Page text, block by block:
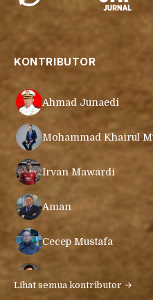
KONTRIBUTOR
Ahmad Junaedi
Mohammad Khairul
Irvan Mawardi
Aman
Cecep Mustafa
Lihat semua kontributor →